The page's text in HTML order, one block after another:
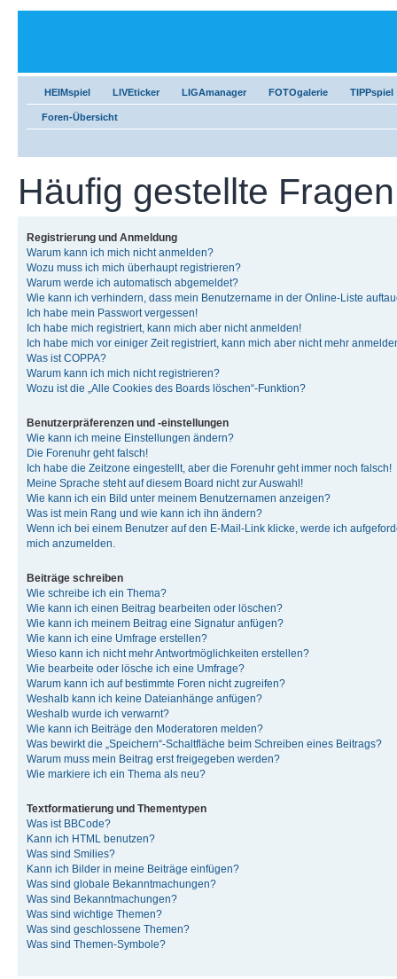
HEIMspiel LIVEticker LIGAmanager FOTOgalerie TIPPspiel
Foren-Übersicht
Häufig gestellte Fragen
Registrierung und Anmeldung
Warum kann ich mich nicht anmelden?
Wozu muss ich mich überhaupt registrieren?
Warum werde ich automatisch abgemeldet?
Wie kann ich verhindern, dass mein Benutzername in der Online-Liste
Ich habe mein Passwort vergessen!
Ich habe mich registriert, kann mich aber nicht anmelden!
Ich habe mich vor einiger Zeit registriert, kann mich aber nicht mehr
Was ist COPPA?
Warum kann ich mich nicht registrieren?
Wozu ist die „Alle Cookies des Boards löschen“-Funktion?
Benutzerpräferenzen und -einstellungen
Wie kann ich meine Einstellungen ändern?
Die Forenuhr geht falsch!
Ich habe die Zeitzone eingestellt, aber die Forenuhr geht immer noch falsch!
Meine Sprache steht auf diesem Board nicht zur Auswahl!
Wie kann ich ein Bild unter meinem Benutzernamen anzeigen?
Was ist mein Rang und wie kann ich ihn ändern?
Wenn ich bei einem Benutzer auf den E-Mail-Link klicke, werde ich
mich anzumelden.
Beiträge schreiben
Wie schreibe ich ein Thema?
Wie kann ich einen Beitrag bearbeiten oder löschen?
Wie kann ich meinem Beitrag eine Signatur anfügen?
Wie kann ich eine Umfrage erstellen?
Wieso kann ich nicht mehr Antwortmöglichkeiten erstellen?
Wie bearbeite oder lösche ich eine Umfrage?
Warum kann ich auf bestimmte Foren nicht zugreifen?
Weshalb kann ich keine Dateianhänge anfügen?
Weshalb wurde ich verwarnt?
Wie kann ich Beiträge den Moderatoren melden?
Was bewirkt die „Speichern“-Schaltfläche beim Schreiben eines Beitrags?
Warum muss mein Beitrag erst freigegeben werden?
Wie markiere ich ein Thema als neu?
Textformatierung und Thementypen
Was ist BBCode?
Kann ich HTML benutzen?
Was sind Smilies?
Kann ich Bilder in meine Beiträge einfügen?
Was sind globale Bekanntmachungen?
Was sind Bekanntmachungen?
Was sind wichtige Themen?
Was sind geschlossene Themen?
Was sind Themen-Symbole?